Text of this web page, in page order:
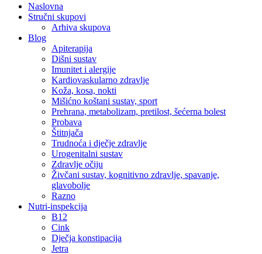
Naslovna
Stručni skupovi
Arhiva skupova
Blog
Apiterapija
Dišni sustav
Imunitet i alergije
Kardiovaskularno zdravlje
Koža, kosa, nokti
Mišićno koštani sustav, sport
Prehrana, metabolizam, pretilost, šećerna bolest
Probava
Štitnjača
Trudnoća i dječje zdravlje
Urogenitalni sustav
Zdravlje očiju
Živčani sustav, kognitivno zdravlje, spavanje,
glavobolje
Razno
Nutri-inspekcija
B12
Cink
Dječja konstipacija
Jetra